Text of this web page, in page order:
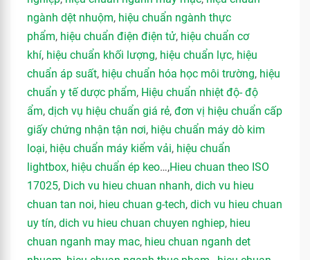
ngành dệt nhuộm, hiệu chuẩn ngành thực
phẩm, hiệu chuẩn điện điện tử, hiệu chuẩn cơ
khí, hiệu chuẩn khối lượng, hiệu chuẩn lực, hiệu
chuẩn áp suất, hiệu chuẩn hóa học môi trường, hiệu
chuẩn y tế dược phẩm, Hiệu chuẩn nhiệt độ- độ
ẩm, dịch vụ hiệu chuẩn giá rẻ, đơn vị hiệu chuẩn cấp
giấy chứng nhận tận nơi, hiệu chuẩn máy dò kim
loại, hiệu chuẩn máy kiểm vải, hiệu chuẩn
lightbox, hiệu chuẩn ép keo…,Hieu chuan theo ISO
17025, Dich vu hieu chuan nhanh, dich vu hieu
chuan tan noi, hieu chuan g-tech, dich vu hieu chuan
uy tín, dich vu hieu chuan chuyen nghiep, hieu
chuan nganh may mac, hieu chuan nganh det